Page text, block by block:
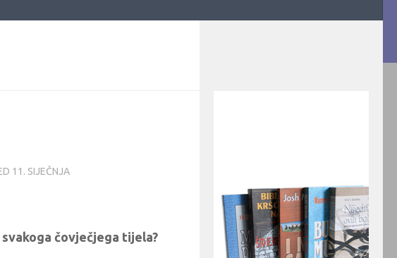
11. SIJEČNJA
čovječjega tijela?